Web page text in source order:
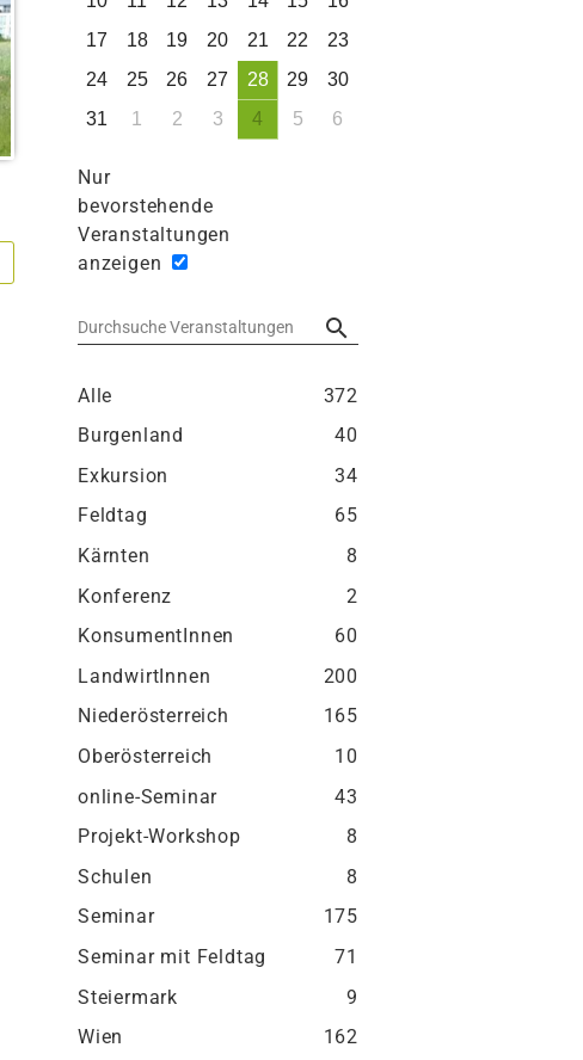
17
18 19 20 21 22
23
24
25 26 27 28 29
30
31
1 2 3 4 5 6
Nur
bevorstehende
Veranstaltungen
anzeigen
Durchsuche Veranstaltungen
Alle
372
Burgenland
40
Exkursion
34
Feldtag
65
Kärnten
8
Konferenz
2
KonsumentInnen
60
LandwirtInnen
200
Niederösterreich
165
Oberösterreich
10
online-Seminar
43
Projekt-Workshop
8
Schulen
8
Seminar
175
Seminar mit Feldtag
71
Steiermark
9
Wien
162